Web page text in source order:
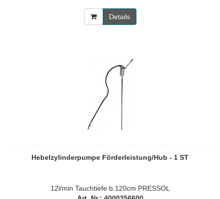
Details
Hebelzylinderpumpe Förderleistung/Hub - 1 ST
12l/min Tauchtiefe b.120cm PRESSOL